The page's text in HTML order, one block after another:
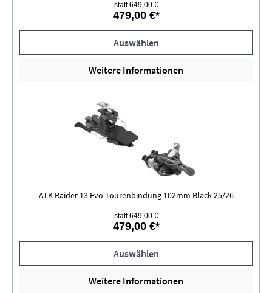
statt 649,00 €
479,00 €*
Auswählen
Weitere Informationen
ATK Raider 13 Evo Tourenbindung 102mm Black 25/26
statt 649,00 €
479,00 €*
Auswählen
Weitere Informationen